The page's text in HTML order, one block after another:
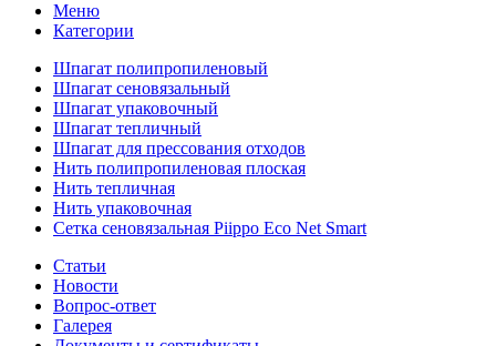
Меню
Категории
Шпагат полипропиленовый
Шпагат сеновязальный
Шпагат упаковочный
Шпагат тепличный
Шпагат для прессования отходов
Нить полипропиленовая плоская
Нить тепличная
Нить упаковочная
Сетка сеновязальная Piippo Eco Net Smart
Статьи
Новости
Вопрос-ответ
Галерея